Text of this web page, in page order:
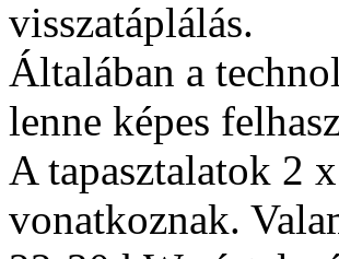
visszatáplálás.
Általában a
lenne képes
A tapasztalatok 2
vonatkoznak.